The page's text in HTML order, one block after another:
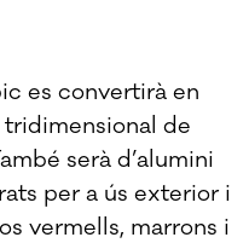
es convertirà en
tridimensional de
serà d’alumini
per a ús exterior i
vermells, marrons i